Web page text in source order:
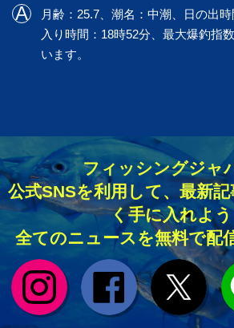
月齢：25.7、潮名：中潮、日の出
入り時間：18時52分、最大爆釣指
います。
フィッシングジャ
公式SNSを利用して、最新
く手に入れよ
全てのニュースを無料で配